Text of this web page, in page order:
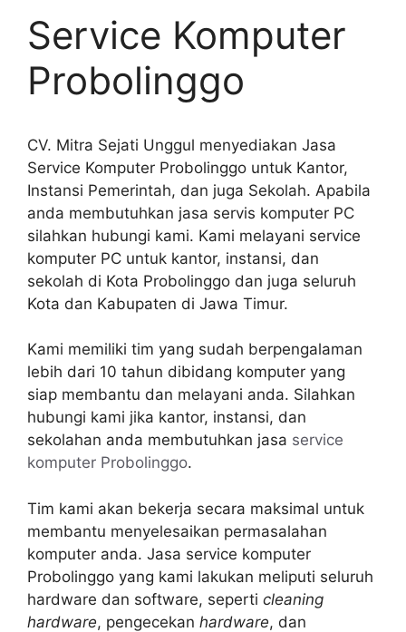
Service Komputer
Probolinggo
CV. Mitra Sejati Unggul menyediakan Jasa
Service Komputer Probolinggo untuk Kantor,
Instansi Pemerintah, dan juga Sekolah. Apabila
anda membutuhkan jasa servis komputer PC
silahkan hubungi kami. Kami melayani service
komputer PC untuk kantor, instansi, dan
sekolah di Kota Probolinggo dan juga seluruh
Kota dan Kabupaten di Jawa Timur.
Kami memiliki tim yang sudah berpengalaman
lebih dari 10 tahun dibidang komputer yang
siap membantu dan melayani anda. Silahkan
hubungi kami jika kantor, instansi, dan
sekolahan anda membutuhkan jasa service
komputer Probolinggo.
Tim kami akan bekerja secara maksimal untuk
membantu menyelesaikan permasalahan
komputer anda. Jasa service komputer
Probolinggo yang kami lakukan meliputi seluruh
hardware dan software, seperti cleaning
hardware, pengecekan hardware, dan